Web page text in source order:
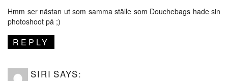
Hmm ser nästan ut som samma ställe som Douchebags hade sin
photoshoot på ;)
REPLY
SIRI SAYS: